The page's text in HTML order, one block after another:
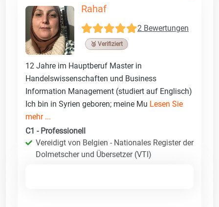
Rahaf
2 Bewertungen
🥉 Verifiziert
12 Jahre im Hauptberuf Master in
Handelswissenschaften und Business
Information Management (studiert auf Englisch)
Ich bin in Syrien geboren; meine Mu Lesen Sie
mehr ...
C1 - Professionell
Vereidigt von Belgien - Nationales Register der
Dolmetscher und Übersetzer (VTI)